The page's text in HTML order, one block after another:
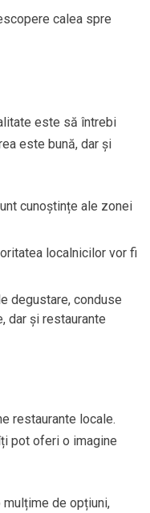
calea spre
este să întrebi
este bună, dar și
cunoștințe ale zonei
localnicilor vor fi
degustare, conduse
dar și restaurante
restaurante locale.
pot oferi o imagine
de opțiuni,